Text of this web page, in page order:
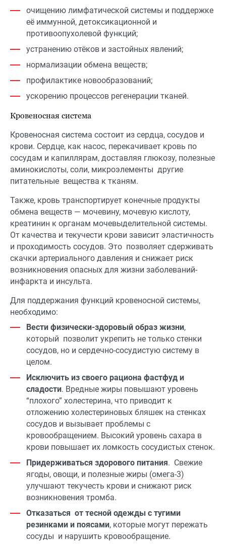
очищению лимфатической системы и поддержке
её иммунной, детоксикационной и
противоопухолевой функций;
устранению отёков и застойных явлений;
нормализации обмена веществ;
профилактике новообразований;
ускорению процессов регенерации тканей.
Кровеносная система
Кровеносная система состоит из сердца, сосудов и
крови. Сердце, как насос, перекачивает кровь по
сосудам и капиллярам, доставляя глюкозу, полезные
аминокислоты, соли, микроэлементы другие
питательные вещества к тканям.
Также, кровь транспортирует конечные продукты
обмена веществ — мочевину, мочевую кислоту,
креатинин к органам мочевыделительной системы.
От качества и текучести крови зависит эластичность
и проходимость сосудов. Это позволяет сдерживать
скачки артериального давления и снижает риск
возникновения опасных для жизни заболеваний-
инфаркта и инсульта.
Для поддержания функций кровеносной системы,
необходимо:
Вести физически-здоровый образ жизни,
который позволит укрепить не только стенки
сосудов, но и сердечно-сосудистую систему в
целом.
Исключить из своего рациона фастфуд и
сладости. Вредные жиры повышают уровень
“плохого” холестерина, что приводит к
отложению холестериновых бляшек на стенках
сосудов и вызывает проблемы с
кровообращением. Высокий уровень сахара в
крови повышает их ломкость сосудистых стенок.
Придерживаться здорового питания. Свежие
ягоды, овощи, и полезные жиры (омега-3)
улучшают текучесть крови и снижают риск
возникновения тромба.
Отказаться от тесной одежды с тугими
резинками и поясами, которые могут пережать
сосуды и нарушить кровообращение.